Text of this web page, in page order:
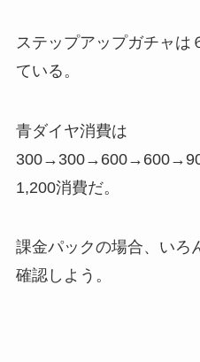
ステップアップガチャは
ている。
青ダイヤ消費は
1,200消費だ。
課金パックの場合、いろ
確認しよう。